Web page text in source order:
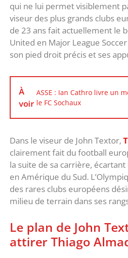
qui ne lui permet visiblement
viseur des plus grands clubs
de 23 ans fait actuellement le
United en Major League
son pied droit précis et ses
À
voir
ASSE : Ian Cathro livre un
le FC Sochaux
Dans le viseur de John Textor,
clairement fait du football
la suite de sa carrière, écartant
en Amérique du Sud.
des rares clubs européens
milieu de terrain dans ses
Le plan de John
attirer Thiago